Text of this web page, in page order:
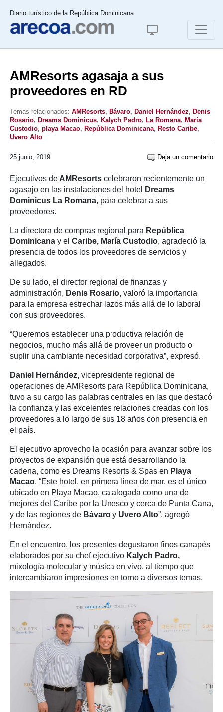
Diario turístico de la República Dominicana
AMResorts agasaja a sus
proveedores en RD
Temas relacionados: AMResorts, Bávaro, Daniel Hernández, Denis
Rosario, Dreams Dominicus, Kalych Padro, La Romana, María
Custodio, playa Macao, República Dominicana, Resto Caribe,
Uvero Alto
25 junio, 2019 Deja un comentario
Ejecutivos de AMResorts celebraron recientemente un
agasajo en las instalaciones del hotel
Dreams
Dominicus La Romana, para celebrar a sus
proveedores.
La directora de compras regional para República
Dominicana y el Caribe, María Custodio, agradeció la
presencia de todos los proveedores de servicios y
allegados.
De su lado, el director regional de finanzas y
administración, Denis Rosario, valoró la importancia
para la empresa estrechar lazos más allá de lo laboral
con sus proveedores.
“Queremos establecer una productiva relación de
negocios, mucho más allá de proveer un producto o
suplir una cambiante necesidad corporativa”, expresó.
Daniel Hernández, vicepresidente regional de
operaciones de AMResorts para República Dominicana,
tuvo a su cargo las palabras centrales en las que destacó
la confianza y las excelentes relaciones creadas con los
proveedores a lo largo de sus 18 años con presencia en
el país.
El ejecutivo aprovecho la ocasión para avanzar sobre los
proyectos de expansión que está desarrollando la
cadena, como es Dreams Resorts & Spas en Playa
Macao. “Este hotel, en primera línea de mar, es el único
ubicado en Playa Macao, catalogada como una de
mejores del Caribe por la Unesco y cerca de Punta Cana,
y de las regiones de Bávaro y Uvero Alto”, agregó
Hernández.
En el encuentro, los presentes degustaron finos canapés
elaborados por su chef ejecutivo Kalych Padro,
mixología molecular y música en vivo, al tiempo que
intercambiaron impresiones en torno a diversos temas.